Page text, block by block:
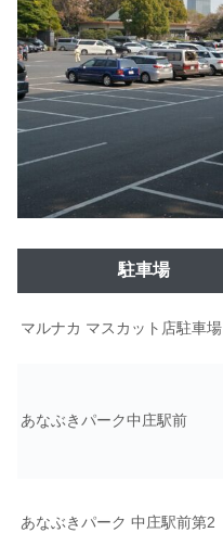
駐車場
マルナカ マスカット店駐車場
あなぶきパーク中庄駅前
あなぶきパーク 中庄駅前第2